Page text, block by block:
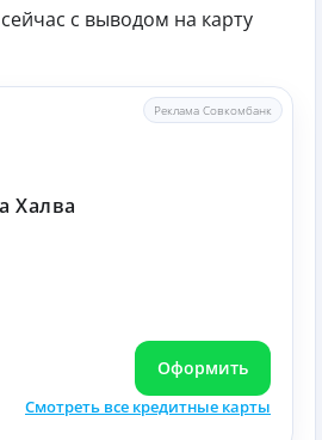
с выводом на карту
Реклама Совкомбанк
Халва
Оформить
Смотреть все кредитные карты